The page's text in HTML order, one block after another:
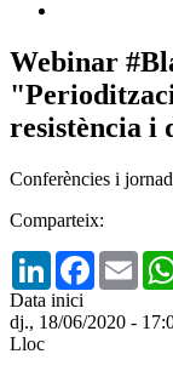
Webinar
resistència i
Conferències i
Comparteix:
LinkedInFacebook
Data inici
dj., 18/06/2020 -
Lloc